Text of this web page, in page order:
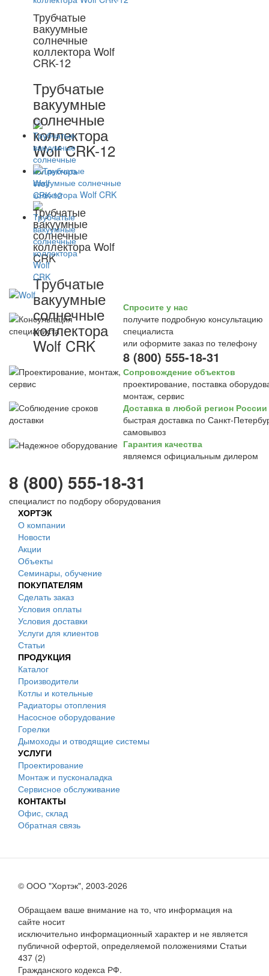
Трубчатые
вакуумные
солнечные
коллектора Wolf
CRK-12
Трубчатые
вакуумные
солнечные
коллектора
Wolf CRK-12
Трубчатые
вакуумные
солнечные
коллектора Wolf
CRK
Трубчатые
вакуумные
солнечные
коллектора
Wolf CRK
Спросите у нас
получите подробную консультацию
специалиста
или оформите заказ по телефону
8 (800) 555-18-31
Сопровождение объектов
проектирование, поставка
монтаж, сервис
Доставка в любой регион России
быстрая доставка по Санкт-
самовывоз
Гарантия качества
являемся официальным дилером
8 (800) 555-18-31
специалист по подбору оборудования
ХОРТЭК
О компании
Новости
Акции
Объекты
Семинары, обучение
ПОКУПАТЕЛЯМ
Сделать заказ
Условия оплаты
Условия доставки
Услуги для клиентов
Статьи
ПРОДУКЦИЯ
Каталог
Производители
Котлы и котельные
Радиаторы отопления
Насосное оборудование
Горелки
Дымоходы и отводящие системы
УСЛУГИ
Проектирование
Монтаж и пусконаладка
Сервисное обслуживание
КОНТАКТЫ
Офис, склад
Обратная связь
© ООО "Хортэк", 2003-2026
Обращаем ваше внимание на то, что информация на
сайте носит
исключительно информационный характер и не является
публичной офертой, определяемой положениями Статьи
437 (2)
Гражданского кодекса РФ.